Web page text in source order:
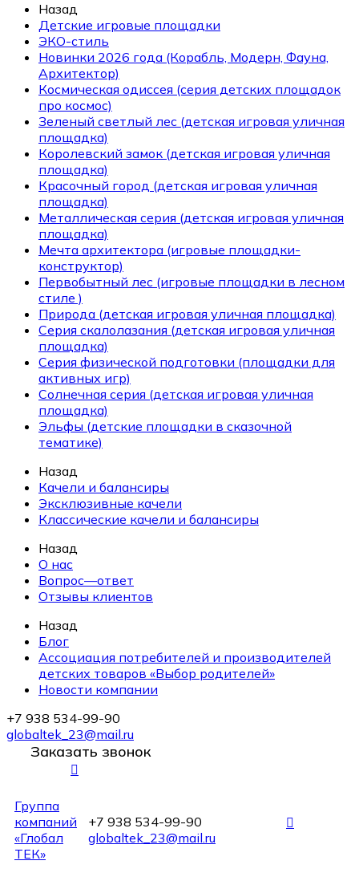
Назад
Детские игровые площадки
ЭКО-стиль
Новинки 2026 года (Корабль, Модерн, Фауна,
Архитектор)
Космическая одиссея (серия детских площадок
про космос)
Зеленый светлый лес (детская игровая уличная
площадка)
Королевский замок (детская игровая уличная
площадка)
Красочный город (детская игровая уличная
площадка)
Металлическая серия (детская игровая уличная
площадка)
Мечта архитектора (игровые площадки-
конструктор)
Первобытный лес (игровые площадки в лесном
стиле )
Природа (детская игровая уличная площадка)
Серия скалолазания (детская игровая уличная
площадка)
Серия физической подготовки (площадки для
активных игр)
Солнечная серия (детская игровая уличная
площадка)
Эльфы (детские площадки в сказочной
тематике)
Назад
Качели и балансиры
Эксклюзивные качели
Классические качели и балансиры
Назад
О нас
Вопрос—ответ
Отзывы клиентов
Назад
Блог
Ассоциация потребителей и производителей
детских товаров «Выбор родителей»
Новости компании
+7 938 534-99-90
globaltek_23@mail.ru
Заказать звонок
Группа
компаний
«Глобал
ТЕК»
+7 938 534-99-90
globaltek_23@mail.ru